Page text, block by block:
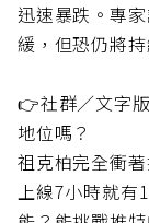
迅速暴跌。專
緩，但恐仍將
👉社群／文字
地位嗎？
祖克柏完全衝
上線7小時就有